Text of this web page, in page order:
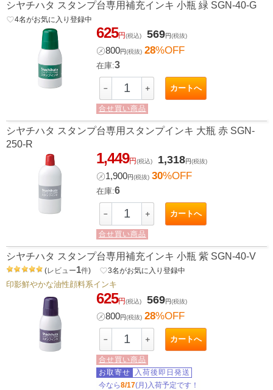
シヤチハタ スタンプ台専用補充インキ 小瓶 緑 SGN-40-G
favorite_border4名がお気に入り登録中
625円(税込) 569円(税抜)
㋱800円(税抜) 28%OFF
在庫:3
－ ＋ カートへ
合せ買い商品
シヤチハタ スタンプ台専用スタンプインキ 大瓶 赤 SGN-
250-R
1,449円(税込) 1,318円(税抜)
㋱1,900円(税抜) 30%OFF
在庫:6
－ ＋ カートへ
合せ買い商品
シヤチハタ スタンプ台専用補充インキ 小瓶 紫 SGN-40-V
(レビュー1件) favorite_border3名がお気に入り登録中
印影鮮やかな油性顔料系インキ
625円(税込) 569円(税抜)
㋱800円(税抜) 28%OFF
－ ＋ カートへ
合せ買い商品
お取寄せ
入荷後即日発送
今なら8/17(月)入荷予定です！